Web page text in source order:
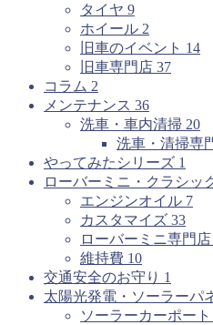
タイヤ 9
ホイール 2
旧車のイベント 14
旧車専門店 37
コラム 2
メンテナンス 36
洗車・車内清掃 20
洗車・清掃専
やってみたシリーズ 1
ローバーミニ・クラシッ
エンジンオイル 7
カスタマイズ 33
ローバーミニ専門店
維持費 10
交通安全のお守り 1
太陽光発電・ソーラーパ
ソーラーカーポート